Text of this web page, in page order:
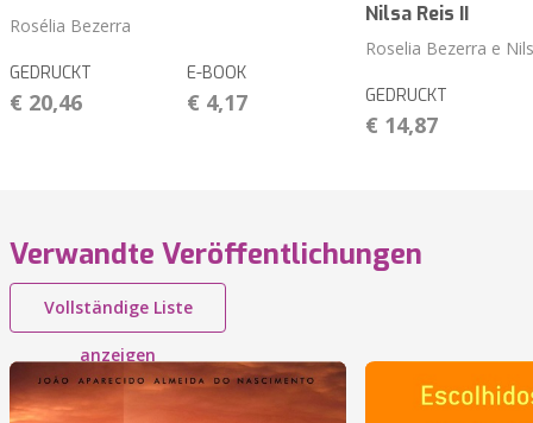
Rosélia Bezerra
GEDRUCKT
€ 20,46
E-BOOK
€ 4,17
Nilsa Reis II
Roselia Bezerra e
GEDRUCKT
€ 14,87
Verwandte Veröffentlichungen
Vollständige Liste
anzeigen